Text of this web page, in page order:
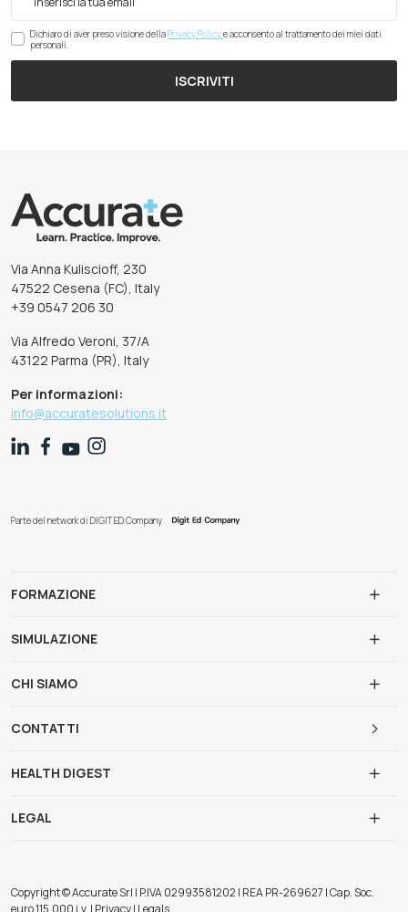
Dichiaro di aver preso visione dellaPrivacy Policye acconsento al trattamento dei miei dati
personali.
ISCRIVITI
Via Anna Kuliscioff, 230
47522 Cesena (FC), Italy
+39 0547 206 30
Via Alfredo Veroni, 37/A
43122 Parma (PR), Italy
Per informazioni:
info@accuratesolutions.it
Parte del network di DIGIT ED Company
FORMAZIONE
SIMULAZIONE
CHI SIAMO
CONTATTI
HEALTH DIGEST
LEGAL
Copyright © Accurate Srl | P.IVA 02993581202 | REA PR-269627 | Cap. Soc.
euro 115.000 i.v. | Privacy | Legals